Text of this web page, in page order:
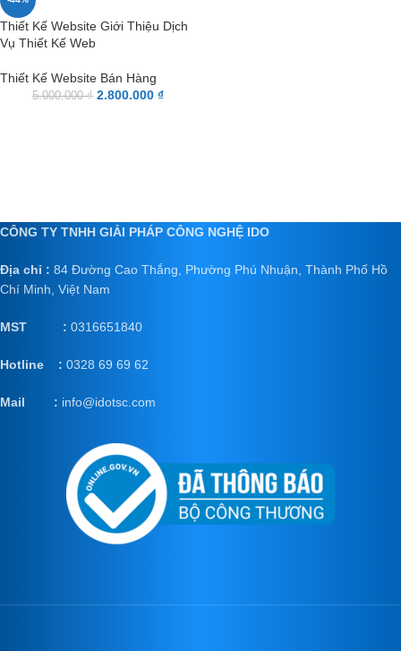
Thiết Kế Website Giới Thiệu Dịch
Vụ Thiết Kế Web
Thiết Kế Website Bán Hàng
5.000.000₫ 2.800.000 ₫
CÔNG TY TNHH GIẢI PHÁP CÔNG NGHỆ IDO
Địa chỉ : 84 Đường Cao Thắng, Phường Phú Nhuận, Thành Phố Hồ
Chí Minh, Việt Nam
MST : 0316651840
Hotline : 0328 69 69 62
Mail : info@idotsc.com